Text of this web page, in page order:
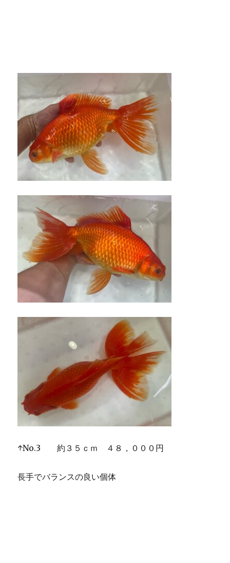
↑No.3 約３５ｃｍ ４８，０００円
長手でバランスの良い個体